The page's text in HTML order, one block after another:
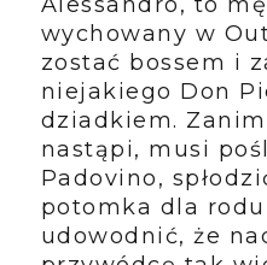
wychowany w
zostać bossem i
niejakiego Don
dziadkiem.
nastąpi, musi
Padovino,
potomka dla
udowodnić, że